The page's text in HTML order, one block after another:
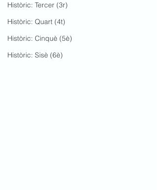
Històric: Tercer (3r)
Històric: Quart (4t)
Històric: Cinquè (5è)
Històric: Sisè (6è)